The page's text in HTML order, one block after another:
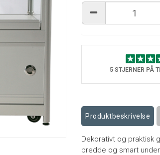
5 STJERNER PÅ
Produktbeskrivelse
Dekorativt og praktisk
bredde og smart